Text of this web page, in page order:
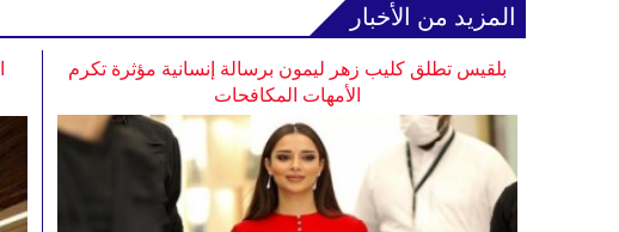
المزيد من الأخبار
بلقيس تطلق كليب زهر ليمون برسالة إنسانية مؤثرة تكرم
الأمهات المكافحات